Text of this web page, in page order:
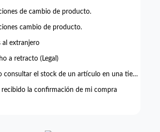
de cambio de producto.
cambio de producto.
al extranjero
a retracto (Legal)
¿Cómo consultar el stock de un artículo en una tienda?
recibido la confirmación de mi compra